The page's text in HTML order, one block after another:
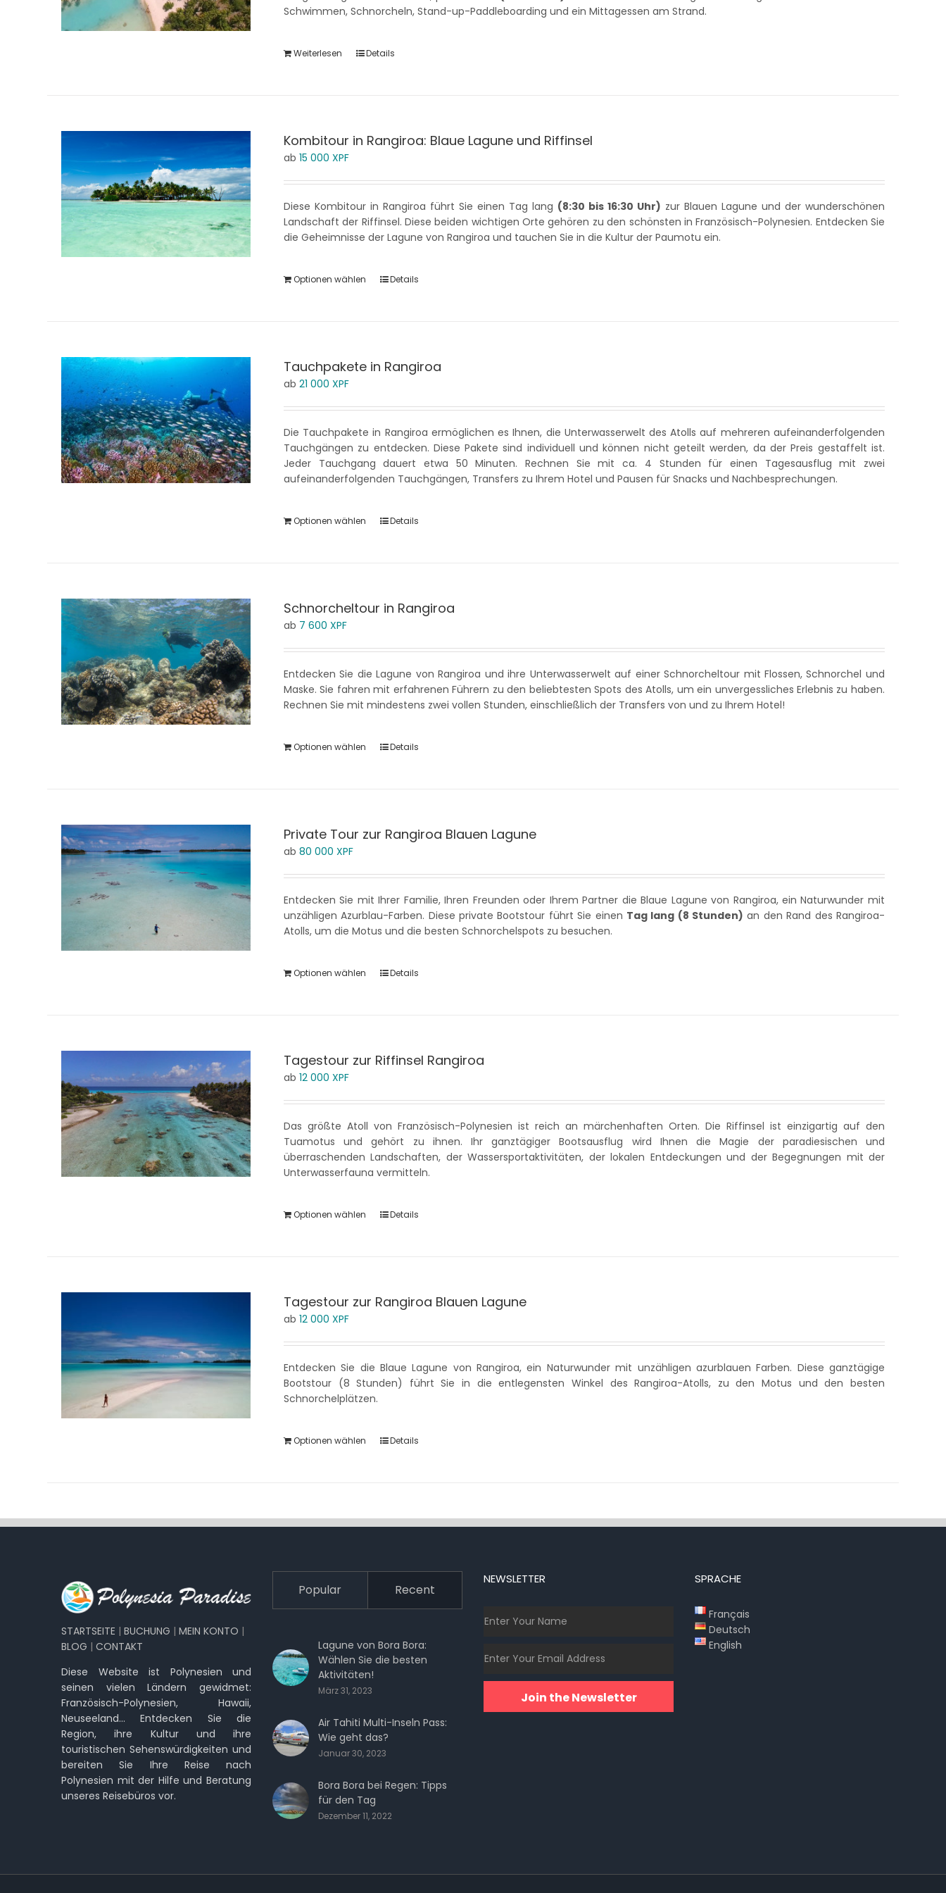
Schwimmen, Schnorcheln, Stand-up-Paddleboarding und ein Mittagessen am Strand.
Weiterlesen Details
Kombitour in Rangiroa: Blaue Lagune und Riffinsel
ab 15 000 XPF
Diese Kombitour in Rangiroa führt Sie einen Tag lang (8:30 bis 16:30 Uhr) zur Blauen Lagune und der wunderschönen
Landschaft der Riffinsel. Diese beiden wichtigen Orte gehören zu den schönsten in Französisch-Polynesien. Entdecken Sie
die Geheimnisse der Lagune von Rangiroa und tauchen Sie in die Kultur der Paumotu ein.
Optionen wählen Details
Tauchpakete in Rangiroa
ab 21 000 XPF
Die Tauchpakete in Rangiroa ermöglichen es Ihnen, die Unterwasserwelt des Atolls auf mehreren aufeinanderfolgenden
Tauchgängen zu entdecken. Diese Pakete sind individuell und können nicht geteilt werden, da der Preis gestaffelt ist.
Jeder Tauchgang dauert etwa 50 Minuten. Rechnen Sie mit ca. 4 Stunden für einen Tagesausflug mit zwei
aufeinanderfolgenden Tauchgängen, Transfers zu Ihrem Hotel und Pausen für Snacks und Nachbesprechungen.
Optionen wählen Details
Schnorcheltour in Rangiroa
ab 7 600 XPF
Entdecken Sie die Lagune von Rangiroa und ihre Unterwasserwelt auf einer Schnorcheltour mit Flossen, Schnorchel und
Maske. Sie fahren mit erfahrenen Führern zu den beliebtesten Spots des Atolls, um ein unvergessliches Erlebnis zu haben.
Rechnen Sie mit mindestens zwei vollen Stunden, einschließlich der Transfers von und zu Ihrem Hotel!
Optionen wählen Details
Private Tour zur Rangiroa Blauen Lagune
ab 80 000 XPF
Entdecken Sie mit Ihrer Familie, Ihren Freunden oder Ihrem Partner die Blaue Lagune von Rangiroa, ein Naturwunder mit
unzähligen Azurblau-Farben. Diese private Bootstour führt Sie einen Tag lang (8 Stunden) an den Rand des Rangiroa-
Atolls, um die Motus und die besten Schnorchelspots zu besuchen.
Optionen wählen Details
Tagestour zur Riffinsel Rangiroa
ab 12 000 XPF
Das größte Atoll von Französisch-Polynesien ist reich an märchenhaften Orten. Die Riffinsel ist einzigartig auf den
Tuamotus und gehört zu ihnen. Ihr ganztägiger Bootsausflug wird Ihnen die Magie der paradiesischen und
überraschenden Landschaften, der Wassersportaktivitäten, der lokalen Entdeckungen und der Begegnungen mit der
Unterwasserfauna vermitteln.
Optionen wählen Details
Tagestour zur Rangiroa Blauen Lagune
ab 12 000 XPF
Entdecken Sie die Blaue Lagune von Rangiroa, ein Naturwunder mit unzähligen azurblauen Farben. Diese ganztägige
Bootstour (8 Stunden) führt Sie in die entlegensten Winkel des Rangiroa-Atolls, zu den Motus und den besten
Schnorchelplätzen.
Optionen wählen Details
STARTSEITE | BUCHUNG | MEIN KONTO |
BLOG | CONTAKT
Diese Website ist Polynesien und
seinen vielen Ländern gewidmet:
Französisch-Polynesien, Hawaii,
Neuseeland… Entdecken Sie die
Region, ihre Kultur und ihre
touristischen Sehenswürdigkeiten und
bereiten Sie Ihre Reise nach
Polynesien mit der Hilfe und Beratung
unseres Reisebüros vor.
Popular Recent
Lagune von Bora Bora:
Wählen Sie die besten
Aktivitäten!
März 31, 2023
Air Tahiti Multi-Inseln Pass:
Wie geht das?
Januar 30, 2023
Bora Bora bei Regen: Tipps
für den Tag
Dezember 11, 2022
NEWSLETTER
Join the Newsletter
SPRACHE
Français
Deutsch
English